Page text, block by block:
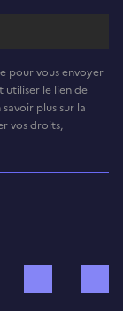
pour vous envoyer
utiliser le lien de
plus sur la
vos droits,